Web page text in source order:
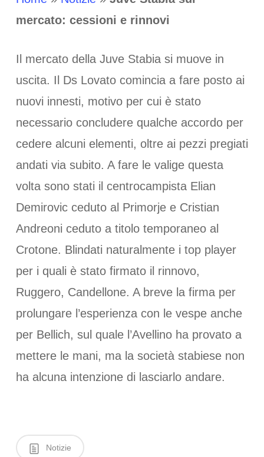
mercato: cessioni e rinnovi
Il mercato della Juve Stabia si muove in
uscita. Il Ds Lovato comincia a fare posto ai
nuovi innesti, motivo per cui è stato
necessario concludere qualche accordo per
cedere alcuni elementi, oltre ai pezzi pregiati
andati via subito. A fare le valige questa
volta sono stati il centrocampista Elian
Demirovic ceduto al Primorje e Cristian
Andreoni ceduto a titolo temporaneo al
Crotone. Blindati naturalmente i top player
per i quali è stato firmato il rinnovo,
Ruggero, Candellone. A breve la firma per
prolungare l’esperienza con le vespe anche
per Bellich, sul quale l’Avellino ha provato a
mettere le mani, ma la società stabiese non
ha alcuna intenzione di lasciarlo andare.
Notizie